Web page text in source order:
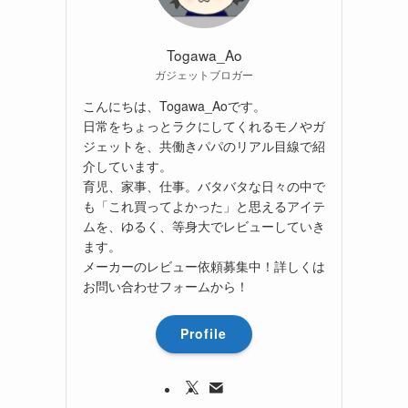
Togawa_Ao
ガジェットブロガー
こんにちは、Togawa_Aoです。
日常をちょっとラクにしてくれるモノやガ
ジェットを、共働きパパのリアル目線で紹
介しています。
育児、家事、仕事。バタバタな日々の中で
も「これ買ってよかった」と思えるアイテ
ムを、ゆるく、等身大でレビューしていき
ます。
メーカーのレビュー依頼募集中！詳しくは
お問い合わせフォームから！
Profile